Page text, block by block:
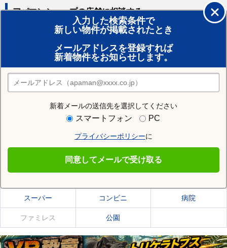
入力した検索条件で
新しい物件が掲載されたとき
メールアドレスを登録すれば
新着物件をお知らせします。
新着メールの送信先を選択してください
スマートフォン PC
プライバシーポリシーに
同意してメールで受け取る
アパマンショップの店舗に相談する
賃貸のプロがお部屋探し！
おまかせ物件リクエスト
住みたい街の店舗を探す
店舗検索
住む街研究所で河西郡更別村の情報を見る
河西郡更別村の施設一覧
スーパー コンビニ 病院
ファミレス 公園